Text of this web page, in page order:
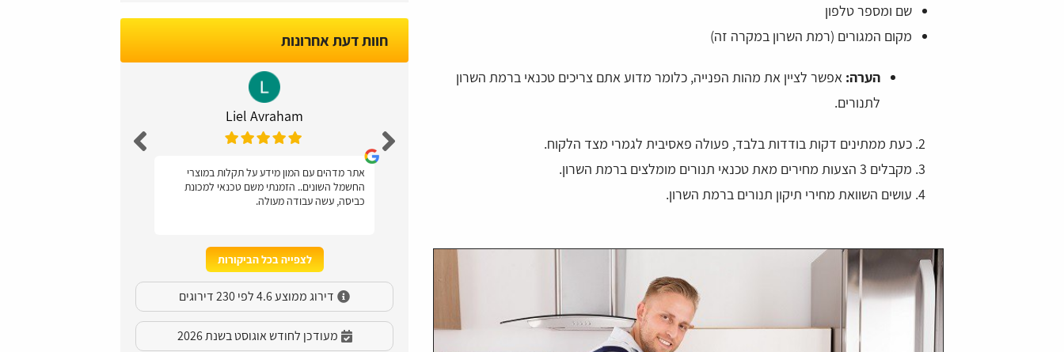
שם ומספר טלפון
מקום המגורים (רמת השרון במקרה זה)
הערה: אפשר לציין את מהות הפנייה, כלומר מדוע אתם צריכים טכנאי ברמת השרון
לתנורים.
כעת ממתינים דקות בודדות בלבד, פעולה פאסיבית לגמרי מצד הלקוח.
מקבלים 3 הצעות מחירים מאת טכנאי תנורים מומלצים ברמת השרון.
עושים השוואת מחירי תיקון תנורים ברמת השרון.
חוות דעת אחרונות
Liel Avraham
אתר מדהים עם המון מידע על תקלות במוצרי
החשמל השונים.. הזמנתי משם טכנאי למכונת
כביסה, עשה עבודה מעולה.
הייתה לי בעיה במקרר של טפטוף מים, ונעזרתי
מצאתי דרך האתר טכנאי למכונת הכביסה שלי,
ממש נוח ומזמין. שאפו!
לצפייה בכל הביקורות
דירוג ממוצע 4.6 לפי 230 דירוגים
מעודכן לחודש אוגוסט בשנת 2026